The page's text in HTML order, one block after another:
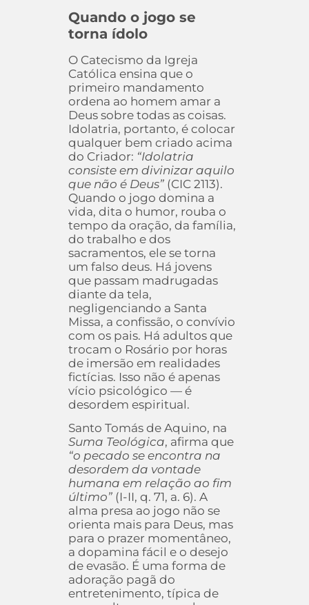
Quando o jogo se
torna ídolo
O Catecismo da Igreja
Católica ensina que o
primeiro mandamento
ordena ao homem amar a
Deus sobre todas as coisas.
Idolatria, portanto, é colocar
qualquer bem criado acima
do Criador: “Idolatria
consiste em divinizar aquilo
que não é Deus”(CIC 2113).
Quando o jogo domina a
vida, dita o humor, rouba o
tempo da oração, da família,
do trabalho e dos
sacramentos, ele se torna
um falso deus. Há jovens
que passam madrugadas
diante da tela,
negligenciando a Santa
Missa, a confissão, o convívio
com os pais. Há adultos que
trocam o Rosário por horas
de imersão em realidades
fictícias. Isso não é apenas
vício psicológico — é
desordem espiritual.
Santo Tomás de Aquino, na
Suma Teológica, afirma que
“o pecado se encontra na
desordem da vontade
humana em relação ao fim
último”(I-II, q. 71, a. 6). A
alma presa ao jogo não se
orienta mais para Deus, mas
para o prazer momentâneo,
a dopamina fácil e o desejo
de evasão. É uma forma de
adoração pagã do
entretenimento, típica de